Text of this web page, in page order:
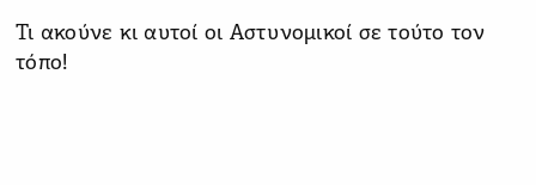
Τι ακούνε κι αυτοί οι Αστυνομικοί σε τούτο τον
τόπο!